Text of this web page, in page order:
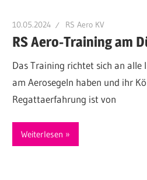
10.05.2024 RS Aero KV
RS Aero-Training am
Das Training richtet sich an alle
am Aerosegeln haben und ihr
Regattaerfahrung ist von
Weiterlesen